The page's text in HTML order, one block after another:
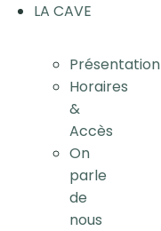
LA CAVE
Présentation
Horaires
&
Accès
On
parle
de
nous